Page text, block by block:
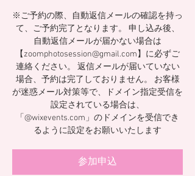
※ご予約の際、自動返信メールの確認を持っ
て、ご予約完了となります。 申し込み後、
自動返信メールが届かない場合は
【zoomphotosession@gmail.com】に必ずご
連絡ください。 返信メールが届いていない
場合、予約は完了しておりません。 お客様
が迷惑メール対策等で、ドメイン指定受信を
設定されている場合は、
「@wixevents.com」のドメインを受信でき
るように設定をお願いいたします
参加申込